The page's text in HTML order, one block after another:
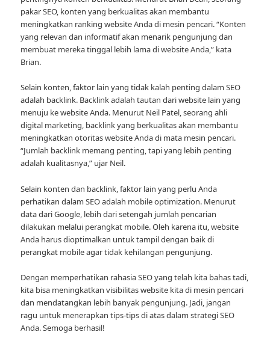
pakar SEO, konten yang berkualitas akan membantu
meningkatkan ranking website Anda di mesin pencari. “Konten
yang relevan dan informatif akan menarik pengunjung dan
membuat mereka tinggal lebih lama di website Anda,” kata
Brian.
Selain konten, faktor lain yang tidak kalah penting dalam SEO
adalah backlink. Backlink adalah tautan dari website lain yang
menuju ke website Anda. Menurut Neil Patel, seorang ahli
digital marketing, backlink yang berkualitas akan membantu
meningkatkan otoritas website Anda di mata mesin pencari.
“Jumlah backlink memang penting, tapi yang lebih penting
adalah kualitasnya,” ujar Neil.
Selain konten dan backlink, faktor lain yang perlu Anda
perhatikan dalam SEO adalah mobile optimization. Menurut
data dari Google, lebih dari setengah jumlah pencarian
dilakukan melalui perangkat mobile. Oleh karena itu, website
Anda harus dioptimalkan untuk tampil dengan baik di
perangkat mobile agar tidak kehilangan pengunjung.
Dengan memperhatikan rahasia SEO yang telah kita bahas tadi,
kita bisa meningkatkan visibilitas website kita di mesin pencari
dan mendatangkan lebih banyak pengunjung. Jadi, jangan
ragu untuk menerapkan tips-tips di atas dalam strategi SEO
Anda. Semoga berhasil!